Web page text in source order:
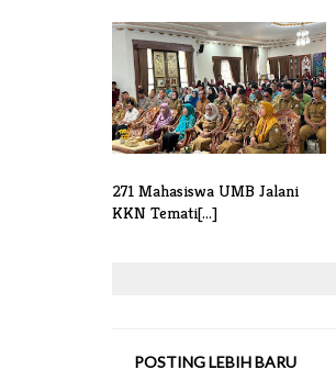
271 Mahasiswa UMB Jalani
KKN Temati[...]
POSTING LEBIH BARU